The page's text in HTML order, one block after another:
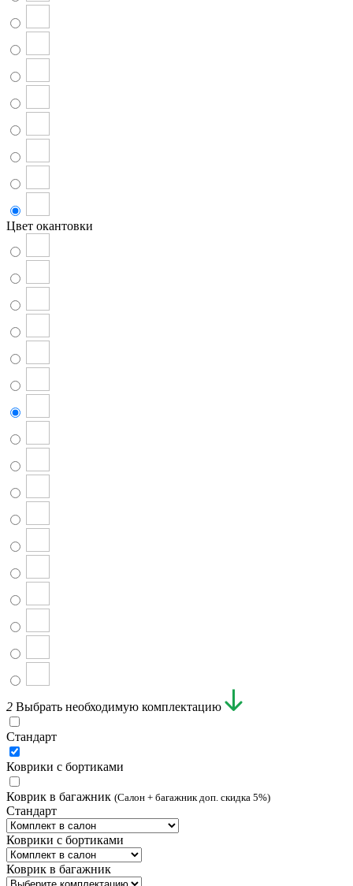
Цвет окантовки
2 Выбрать необходимую комплектацию
Стандарт
Коврики с бортиками
Коврик в багажник (Салон + багажник доп. скидка 5%)
Стандарт
Коврики с бортиками
Коврик в багажник